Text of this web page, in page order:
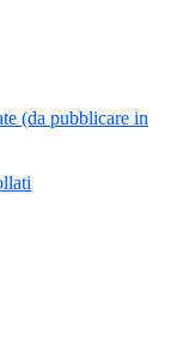
(da pubblicare in